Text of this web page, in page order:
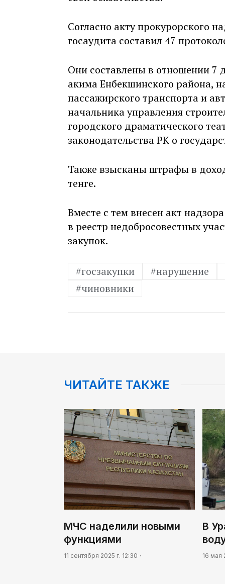
Согласно акту прокурорского
госаудита составил 47
Они составлены в отношении 7
акима Енбекшинского района,
пассажирского транспорта и
начальника управления
городского драматического
законодательства РК о
Также взысканы штрафы в
тенге.
Вместе с тем внесен акт
в реестр недобросовестных
закупок.
#госзакупки
#нарушение
#чиновники
ЧИТАЙТЕ ТАКЖЕ
МЧС наделили новыми
функциями
11 сентября 2025 г. 12:30
В
16 мая